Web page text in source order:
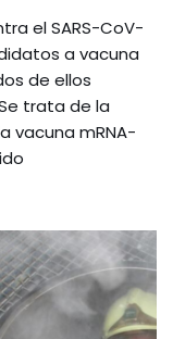
el SARS-CoV-
a vacuna
de ellos
trata de la
vacuna mRNA-